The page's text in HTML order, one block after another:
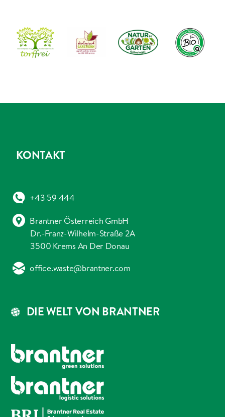
DIE WELT VON BRANTNER
KONTAKT
+43 59 444
Brantner Österreich GmbH
Dr.-Franz-Wilhelm-Straße 2A
3500 Krems An Der Donau
office.waste@brantner.com